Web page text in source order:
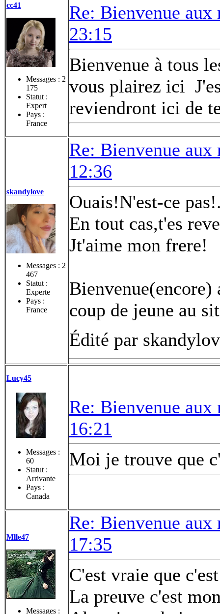
cc41
Messages : 2
175
Statut :
Expert
Pays :
France
Re: Bienvenue
23:15
Bienvenue à tous
vous plairez ici
reviendront ici de
skandylove
Messages : 2
467
Statut :
Experte
Pays :
France
Re: Bienvenue
12:36
Ouais!N'est-ce
En tout cas,t'es
Jt'aime mon frere!
Bienvenue(encore)
coup de jeune au
Édité par
Lucy45
Messages :
60
Statut :
Arrivante
Pays :
Canada
Re: Bienvenue
16:21
Moi je trouve que
Mlle47
Messages :
Re: Bienvenue
17:35
C'est vraie que
La preuve c'est